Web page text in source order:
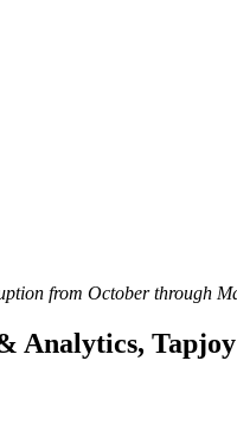
from October through
Analytics,